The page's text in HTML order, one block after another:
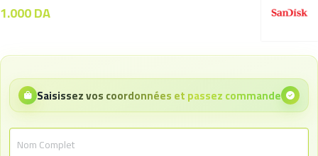
1.000DA
Saisissez vos coordonnées et passez commande